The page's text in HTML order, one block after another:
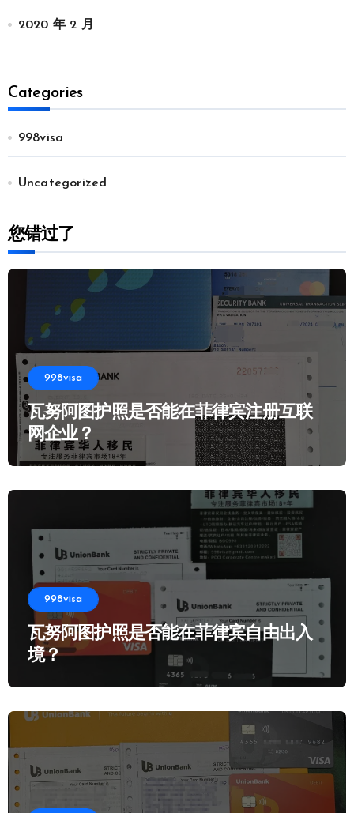
2020 年 2 月
Categories
998visa
Uncategorized
您错过了
998visa
瓦努阿图护照是否能在菲律宾注册互联
网企业？
998visa
瓦努阿图护照是否能在菲律宾自由出入
境？